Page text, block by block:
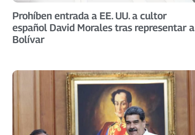
Prohíben entrada a EE. UU. a cultor
español David Morales tras representar a
Bolívar